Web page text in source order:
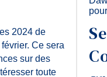
2024 de
Ce sera
sur des
toute